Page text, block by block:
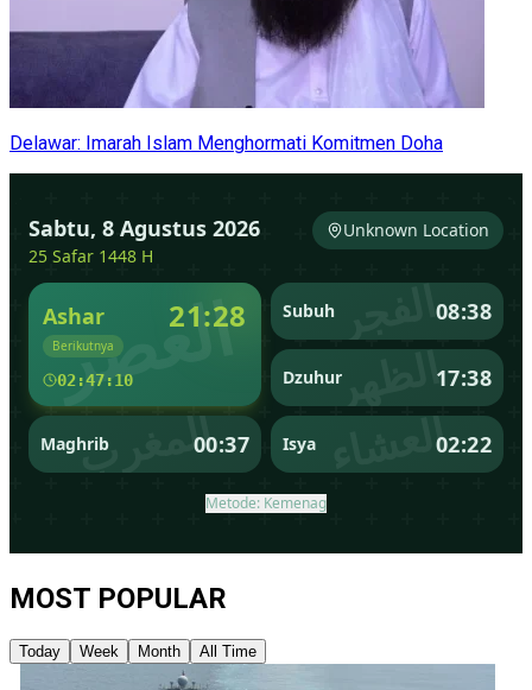
Delawar: Imarah Islam Menghormati Komitmen Doha
MOST POPULAR
Today Week Month All Time